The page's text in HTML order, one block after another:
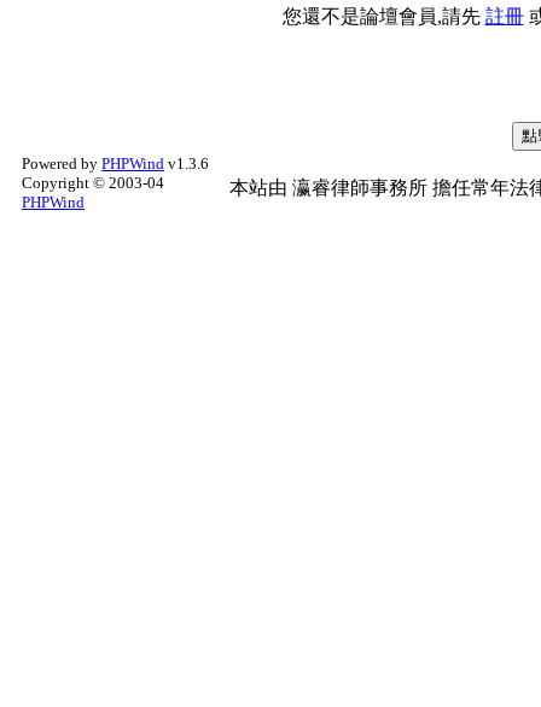
您還不是論壇會員,請先 註冊
Powered by PHPWind v1.3.6
Copyright © 2003-04
PHPWind
本站由 瀛睿律師事務所 擔任常年法